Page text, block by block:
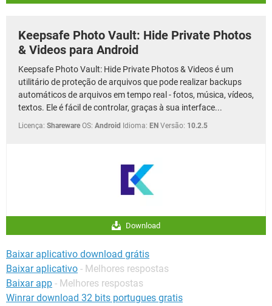
Keepsafe Photo Vault: Hide Private Photos
& Videos para Android
Keepsafe Photo Vault: Hide Private Photos & Videos é um
utilitário de proteção de arquivos que pode realizar backups
automáticos de arquivos em tempo real - fotos, música, vídeos,
textos. Ele é fácil de controlar, graças à sua interface...
Licença: Shareware OS: Android Idioma: EN Versão: 10.2.5
Download
Baixar aplicativo download grátis
Baixar aplicativo - Melhores respostas
Baixar app - Melhores respostas
Winrar download 32 bits portugues gratis